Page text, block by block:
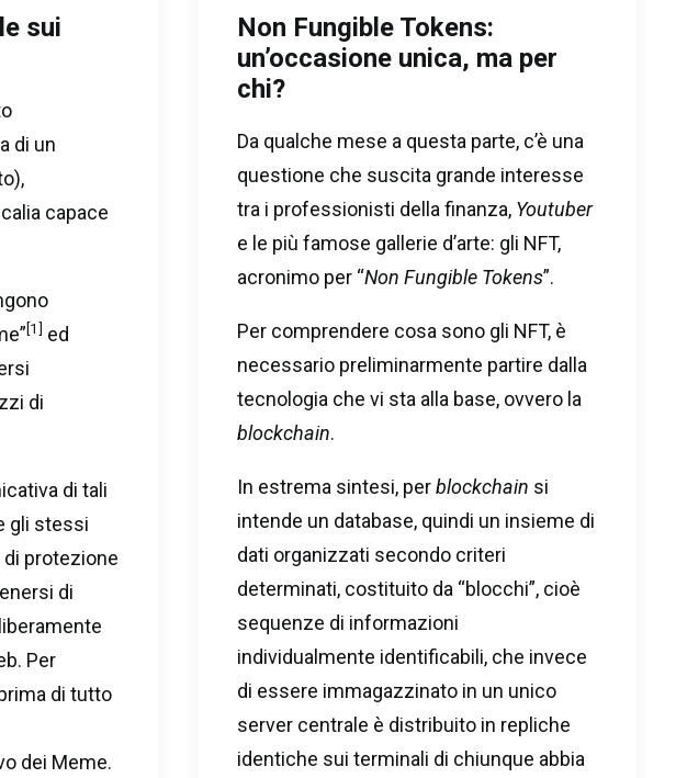
sui
di un
capace
[1] ed
di
di tali
gli stessi
protezione
di
Per
di tutto
dei Meme.
Non Fungible Tokens:
un’occasione unica, ma per
chi?
Da qualche mese a questa parte, c’è una
questione che suscita grande interesse
tra i professionisti della finanza, Youtuber
e le più famose gallerie d’arte: gli NFT,
acronimo per “Non Fungible Tokens”.
Per comprendere cosa sono gli NFT, è
necessario preliminarmente partire dalla
tecnologia che vi sta alla base, ovvero la
blockchain.
In estrema sintesi, perblockchain si
intende un database, quindi un insieme di
dati organizzati secondo criteri
determinati, costituito da “blocchi”, cioè
sequenze di informazioni
individualmente identificabili, che invece
di essere immagazzinato in un unico
server centrale è distribuito in repliche
identiche sui terminali di chiunque abbia